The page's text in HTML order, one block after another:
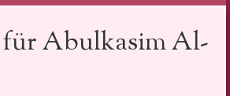
für Abulkasim Al-